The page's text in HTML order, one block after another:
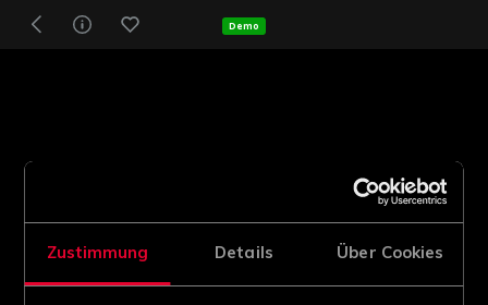
Zustimmung Details Über Cookies
Demo